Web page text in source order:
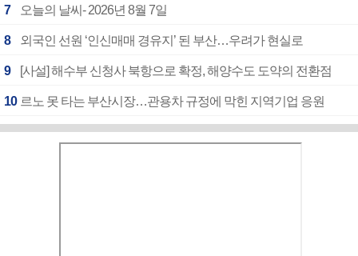
7 오늘의 날씨- 2026년 8월 7일
8 외국인 선원 ‘인신매매 경유지’ 된 부산…우려가 현실로
9 [사설] 해수부 신청사 북항으로 확정, 해양수도 도약의 전환점
10 르노 못 타는 부산시장…관용차 규정에 막힌 지역기업 응원